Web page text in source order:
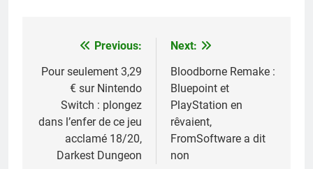
Navigation
de
l’article
Previous:
Pour seulement 3,29
€ sur Nintendo
Switch : plongez
dans l’enfer de ce jeu
acclamé 18/20,
Darkest Dungeon
Next:
Bloodborne Remake :
Bluepoint et
PlayStation en
rêvaient,
FromSoftware a dit
non